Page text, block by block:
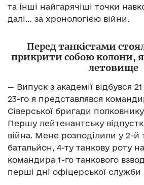
та інші найгарячіші точки
далі… за хронологією війни.
Перед танкістами
прикрити собою колони,
летовище
— Випуск з академії відбувся
23-го я представлявся
Сіверської бригади
Першу лейтенантську
війна. Мене розподілили у 2-й
батальйон, 4-ту танкову роту
командира 1-го танкового
перші дні офіцерської